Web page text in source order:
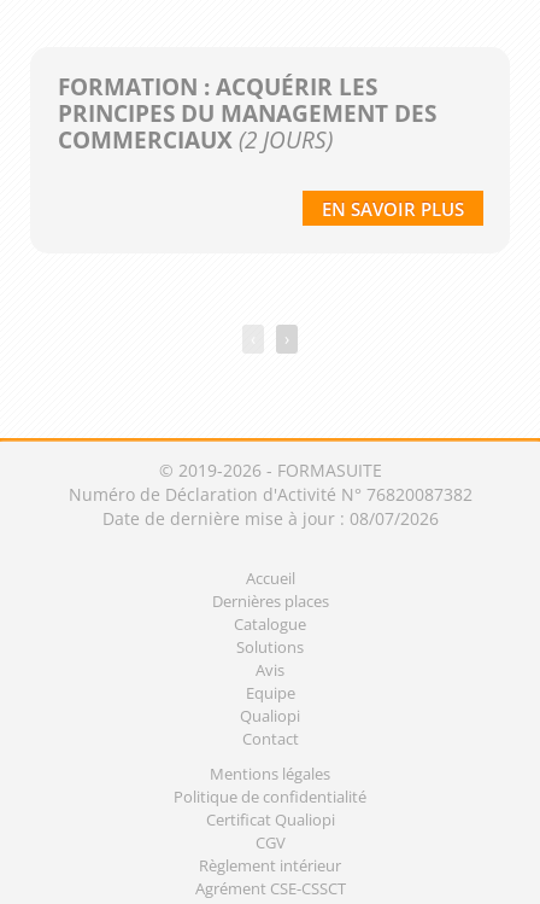
FORMATION : ACQUÉRIR LES
PRINCIPES DU MANAGEMENT DES
COMMERCIAUX(2 JOURS)
EN SAVOIR PLUS
›
© 2019-2026 - FORMASUITE
Numéro de Déclaration d'Activité N° 76820087382
Date de dernière mise à jour : 08/07/2026
Accueil
Dernières places
Catalogue
Solutions
Avis
Equipe
Qualiopi
Contact
Mentions légales
Politique de confidentialité
Certificat Qualiopi
CGV
Règlement intérieur
Agrément CSE-CSSCT